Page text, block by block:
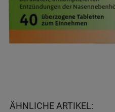
ÄHNLICHE ARTIKEL: